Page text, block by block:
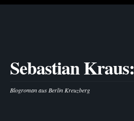
Sebastian
Blogroman aus Berlin Kreuzberg